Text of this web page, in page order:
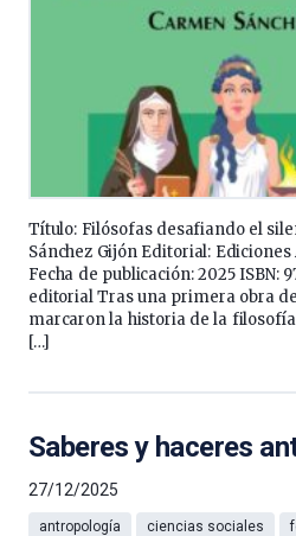
Título: Filósofas desafiando el
Sánchez Gijón Editorial:
Fecha de publicación: 2025 ISBN:
editorial Tras una primera obra
marcaron la historia de la
[…]
Saberes y haceres
27/12/2025
antropología ciencias sociales